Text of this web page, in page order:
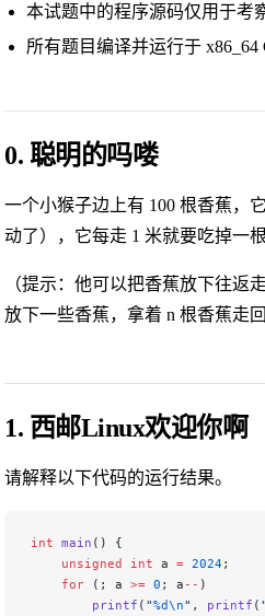
本试题中的程序源码仅用于考
所有题目编译并运行于 x86_64
0. 聪明的吗喽
一个小猴子边上有 100 根香蕉，
动了），它每走 1 米就要吃掉一
（提示：他可以把香蕉放下往返
放下一些香蕉，拿着 n 根香蕉走
1. 西邮Linux欢迎你啊
请解释以下代码的运行结果。
int main () {
    unsigned
int a = 2024;
    for
(; a >= 0 ; a -- )
        printf
( "%d\n" , printf (